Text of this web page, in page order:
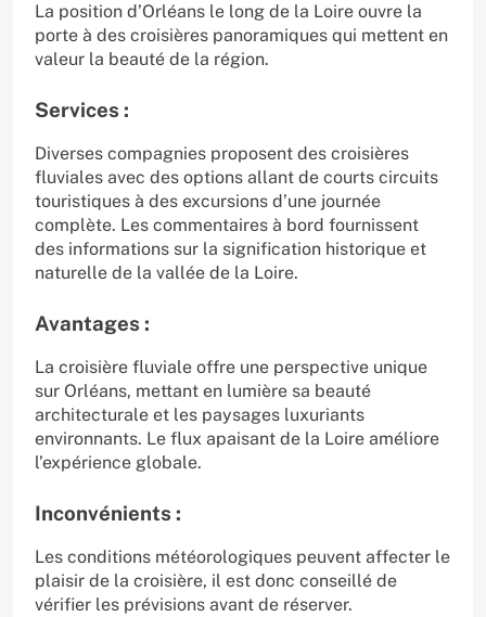
La position d’Orléans le long de la Loire ouvre la
porte à des croisières panoramiques qui mettent en
valeur la beauté de la région.
Services :
Diverses compagnies proposent des croisières
fluviales avec des options allant de courts circuits
touristiques à des excursions d’une journée
complète. Les commentaires à bord fournissent
des informations sur la signification historique et
naturelle de la vallée de la Loire.
Avantages :
La croisière fluviale offre une perspective unique
sur Orléans, mettant en lumière sa beauté
architecturale et les paysages luxuriants
environnants. Le flux apaisant de la Loire améliore
l’expérience globale.
Inconvénients :
Les conditions météorologiques peuvent affecter le
plaisir de la croisière, il est donc conseillé de
vérifier les prévisions avant de réserver.